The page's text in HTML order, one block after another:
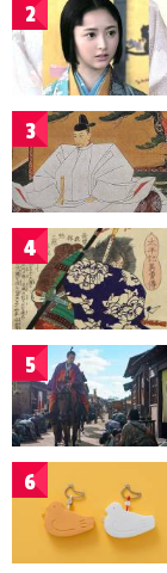
2
3
4
5
6